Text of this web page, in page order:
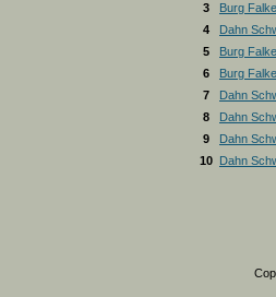
3
Burg
4
Dahn
5
Burg
6
Burg
7
Dahn
8
Dahn
9
Dahn
10
Dahn